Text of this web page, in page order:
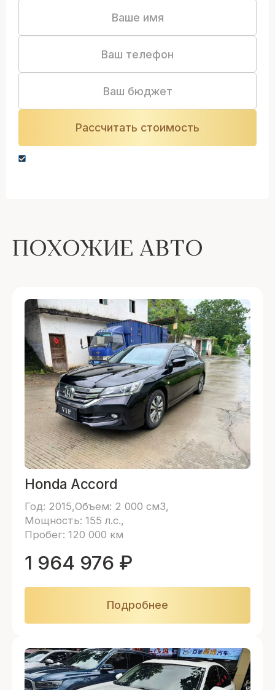
ПОХОЖИЕ АВТО
Honda Accord
Год: 2015 Объем: 2 000 см3
Мощность: 155 л.с.
Пробег: 120 000 км
1 964 976 ₽
Подробнее